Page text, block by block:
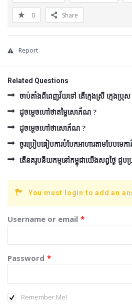
0 Share
Report
Related Questions
ចាប់តាំងពីពេញវ័យទៅ តើក្មេងស្រី ក្មេងប្រុ
ដូចម្ដេចហៅថាតម្លៃសោភ័ណ ?
ដូចម្ដេចហៅថាសោភ័ណ ?
ចូរប្រៀបធៀបការបំបែកអាហារតាមបែបមេ
តើនគរូបនីយកម្មនៅកម្ពុជាយើងសព្វថ្ងៃ ជួបប្រ
You must login to add an
Username or email *
Password *
Remember Me!